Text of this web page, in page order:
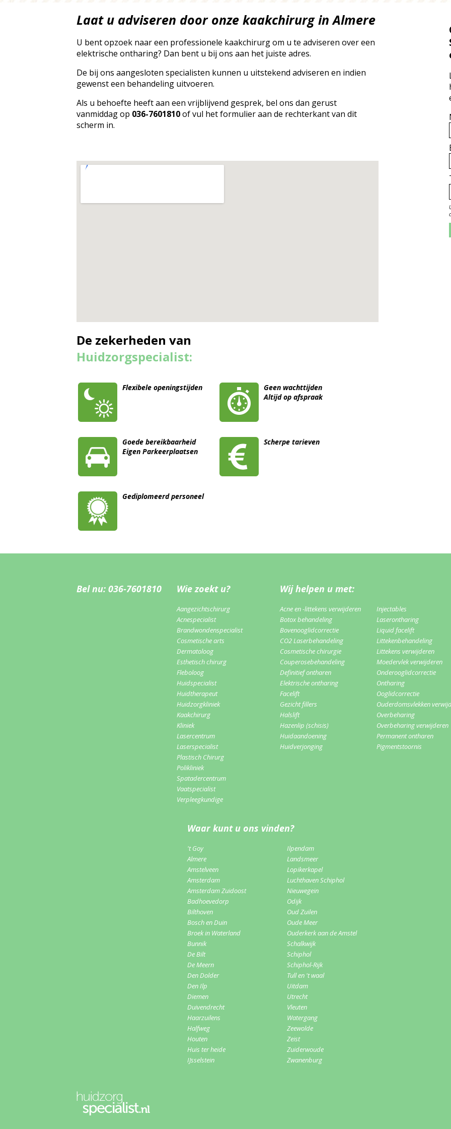
Laat u adviseren door onze kaakchirurg in Almere
U bent opzoek naar een professionele kaakchirurg om u te adviseren over een
elektrische ontharing? Dan bent u bij ons aan het juiste adres.
De bij ons aangesloten specialisten kunnen u uitstekend adviseren en indien
gewenst een behandeling uitvoeren.
Als u behoefte heeft aan een vrijblijvend gesprek, bel ons dan gerust
vanmiddag op 036-7601810of vul het formulier aan de rechterkant van dit
scherm in.
De zekerheden van
Huidzorgspecialist:
Flexibele openingstijden
Geen wachttijden
Altijd op afspraak
Goede bereikbaarheid
Eigen Parkeerplaatsen
Scherpe tarieven
Gediplomeerd personeel
Bel nu: 036-7601810 Wie zoekt u?
Aangezichtschirurg
Acnespecialist
Brandwondenspecialist
Cosmetische arts
Dermatoloog
Esthetisch chirurg
Fleboloog
Huidspecialist
Huidtherapeut
Huidzorgkliniek
Kaakchirurg
Kliniek
Lasercentrum
Laserspecialist
Plastisch Chirurg
Polikliniek
Spatadercentrum
Vaatspecialist
Verpleegkundige
Wij helpen u met:
Acne en -littekens verwijderen
Botox behandeling
Bovenooglidcorrectie
CO2 Laserbehandeling
Cosmetische chirurgie
Couperosebehandeling
Definitief ontharen
Elektrische ontharing
Facelift
Gezicht fillers
Halslift
Hazenlip (schisis)
Huidaandoening
Huidverjonging
Injectables
Laserontharing
Liquid facelift
Littekenbehandeling
Littekens verwijderen
Moedervlek verwijderen
Onderooglidcorrectie
Ontharing
Ooglidcorrectie
Ouderdomsvlekken
Overbeharing
Overbeharing verwijderen
Permanent ontharen
Pigmentstoornis
Waar kunt u ons vinden?
't Goy
Almere
Amstelveen
Amsterdam
Amsterdam Zuidoost
Badhoevedorp
Bilthoven
Bosch en Duin
Broek in Waterland
Bunnik
De Bilt
De Meern
Den Dolder
Den Ilp
Diemen
Duivendrecht
Haarzuilens
Halfweg
Houten
Huis ter heide
IJsselstein
Ilpendam
Landsmeer
Lopikerkapel
Luchthaven Schiphol
Nieuwegein
Odijk
Oud Zuilen
Oude Meer
Ouderkerk aan de Amstel
Schalkwijk
Schiphol
Schiphol-Rijk
Tull en 't waal
Uitdam
Utrecht
Vleuten
Watergang
Zeewolde
Zeist
Zuiderwoude
Zwanenburg